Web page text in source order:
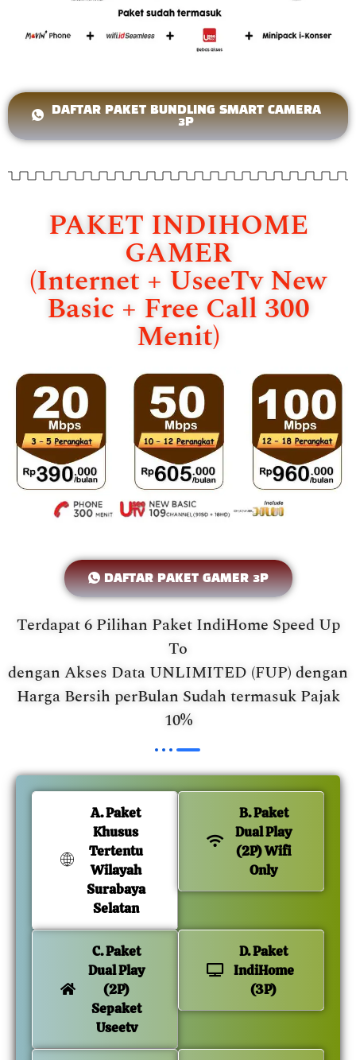
DAFTAR PAKET BUNDLING SMART CAMERA
3P
PAKET INDIHOME
GAMER
(Internet + UseeTv New
Basic + Free Call 300
Menit)
DAFTAR PAKET GAMER 3P
Terdapat 6 Pilihan Paket IndiHome Speed Up
To
dengan Akses Data UNLIMITED (FUP) dengan
Harga Bersih perBulan Sudah termasuk Pajak
10%
A. Paket
Khusus
Tertentu
Wilayah
Surabaya
Selatan
B. Paket
Dual Play
(2P) Wifi
Only
C. Paket
Dual Play
(2P)
Sepaket
Useetv
D. Paket
IndiHome
(3P)